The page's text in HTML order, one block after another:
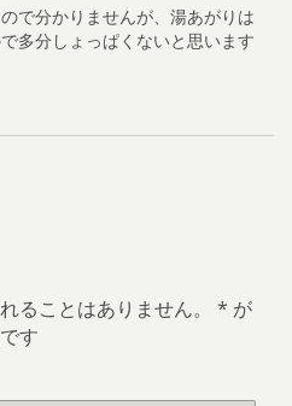
で分かりませんが、湯あがりは
多分しょっぱくないと思います
ることはありません。 * が
す